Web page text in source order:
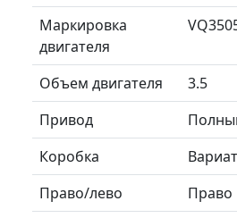
Маркировка
двигателя
Объем двигателя
3.5
Привод
Коробка
Право/лево
Право